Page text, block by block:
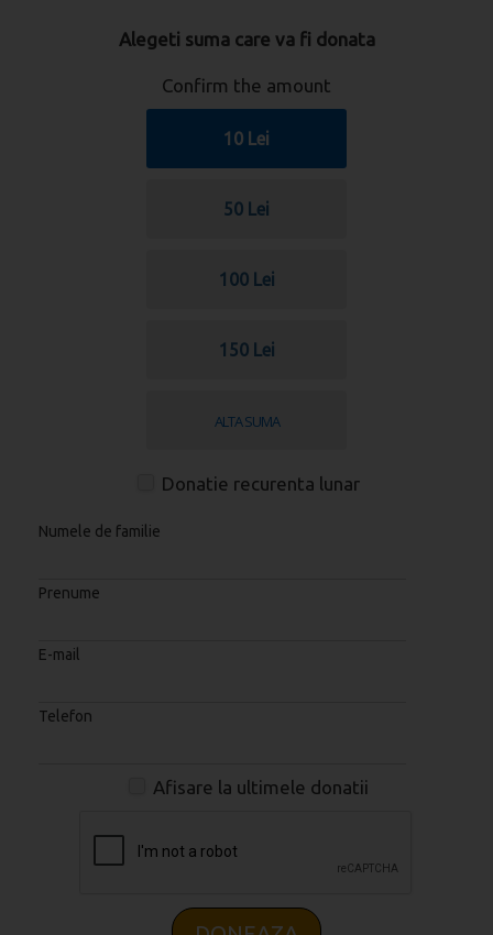
Alegeti suma care va fi donata
Confirm the amount
10 Lei
50 Lei
100 Lei
150 Lei
Donatie recurenta lunar
Numele de familie
Prenume
E-mail
Telefon
Afisare la ultimele donatii